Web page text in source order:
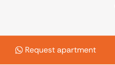
Request apartment